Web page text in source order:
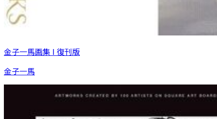
金子一馬画集 I 復刊版
金子一馬